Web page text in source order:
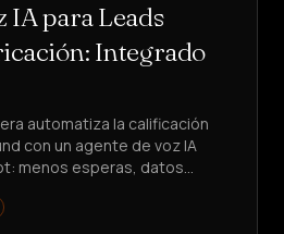
IA para Leads
Integrado
automatiza la calificación
con un agente de voz IA
menos esperas, datos